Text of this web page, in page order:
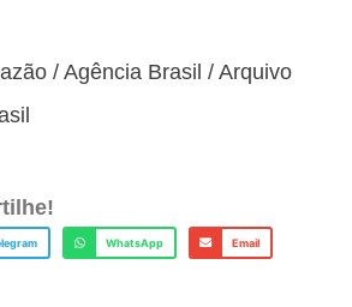
/ Agência Brasil / Arquivo
WhatsApp Email